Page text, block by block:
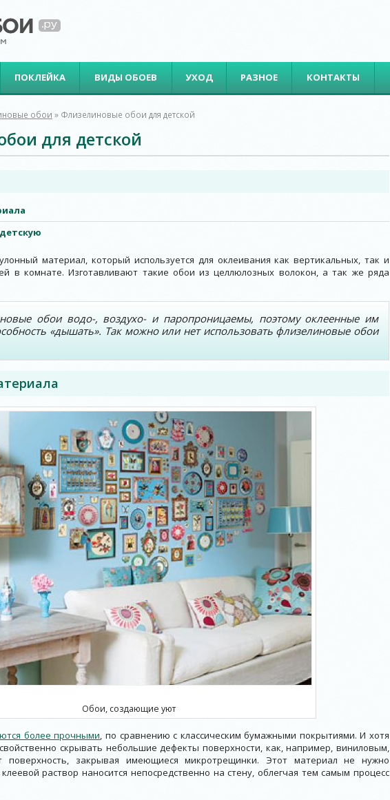
ПОКЛЕЙКА ВИДЫ ОБОЕВ УХОД РАЗНОЕ КОНТАКТЫ
обои » Флизелиновые обои для детской
для детской
материал, который используется для оклеивания как вертикальных, так и
в комнате. Изготавливают такие обои из целлюлозных волокон, а так же ряда
обои водо-, воздухо- и паропроницаемы, поэтому оклеенные им
«дышать». Так можно или нет использовать флизелиновые обои
Обои, создающие уют
более прочными, по сравнению с классическим бумажными покрытиями. И хотя
скрывать небольшие дефекты поверхности, как, например, виниловым,
поверхность, закрывая имеющиеся микротрещинки. Этот материал не нужно
раствор наносится непосредственно на стену, облегчая тем самым процесс